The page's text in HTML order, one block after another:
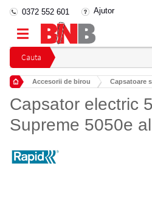
Cauta
0372 552 601 Ajutor
Accesorii de birou Capsatoare
Capsator electric
Supreme 5050e